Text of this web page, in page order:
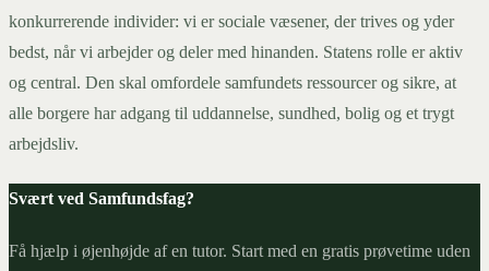
konkurrerende individer: vi er sociale væsener, der trives og yder
bedst, når vi arbejder og deler med hinanden. Statens rolle er aktiv
og central. Den skal omfordele samfundets ressourcer og sikre, at
alle borgere har adgang til uddannelse, sundhed, bolig og et trygt
arbejdsliv.
Svært ved Samfundsfag?
Få hjælp i øjenhøjde af en tutor. Start med en gratis prøvetime uden